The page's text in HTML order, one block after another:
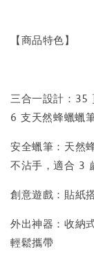
【商品特色】
三合一設計：35
6 支天然蜂蠟蠟
安全蠟筆：天然
不沾手，適合 3
創意遊戲：貼紙
外出神器：收納
輕鬆攜帶